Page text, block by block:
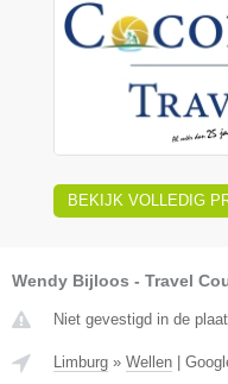
BEKIJK VOLLEDIG
Wendy Bijloos - Travel
Niet gevestigd in de
Limburg » Wellen